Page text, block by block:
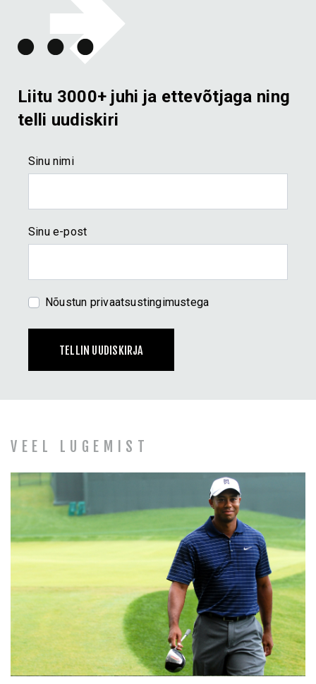
molutamise ja õnneni
Tulemuslik ja teadlik kaasaegne juht
COACHINGUD JA KOOLITUSED
Mentaalne tugevus
Eestvedamine
KES ON RAIMO ÜLAVERE
Liitu 3000+ juhi ja ettevõtjaga ning
telli uudiskiri
Sinu nimi
Sinu e-post
Nõustun privaatsustingimustega
TELLIN UUDISKIRJA
VEEL LUGEMIST